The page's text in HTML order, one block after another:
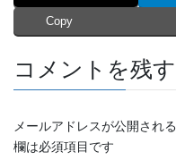
Copy
コメントを残す
メールアドレスが公開され
欄は必須項目です